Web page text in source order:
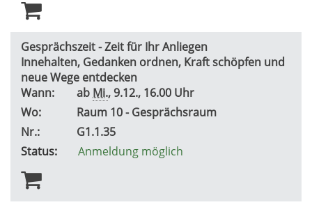
Gesprächszeit - Zeit für Ihr Anliegen
Innehalten, Gedanken ordnen, Kraft schöpfen und
neue Wege entdecken
Wann:
ab Mi., 9.12., 16.00 Uhr
Wo:
Raum 10 - Gesprächsraum
Nr.:
G1.1.35
Status:
Anmeldung möglich